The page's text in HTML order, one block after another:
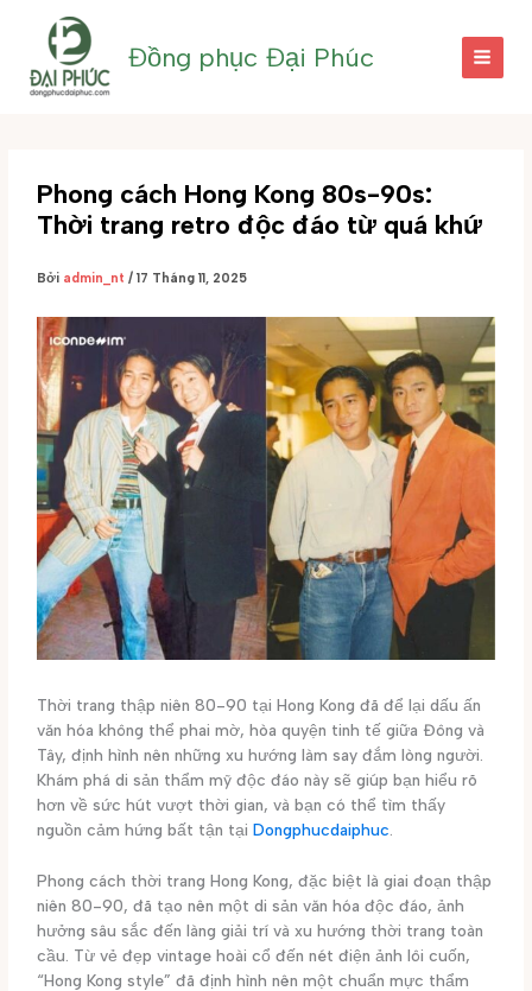
dung
Đồng phục Đại Phúc
Phong cách Hong Kong 80s-90s:
Thời trang retro độc đáo từ quá khứ
Bởi admin_nt/17 Tháng 11, 2025
Thời trang thập niên 80-90 tại Hong Kong đã để lại dấu ấn
văn hóa không thể phai mờ, hòa quyện tinh tế giữa Đông và
Tây, định hình nên những xu hướng làm say đắm lòng người.
Khám phá di sản thẩm mỹ độc đáo này sẽ giúp bạn hiểu rõ
hơn về sức hút vượt thời gian, và bạn có thể tìm thấy
nguồn cảm hứng bất tận tạiDongphucdaiphuc
Phong cách thời trang Hong Kong, đặc biệt là giai đoạn thập
niên 80-90, đã tạo nên một di sản văn hóa độc đáo, ảnh
hưởng sâu sắc đến làng giải trí và xu hướng thời trang toàn
cầu. Từ vẻ đẹp vintage hoài cổ đến nét điện ảnh lôi cuốn,
“Hong Kong style” đã định hình nên một chuẩn mực thẩm